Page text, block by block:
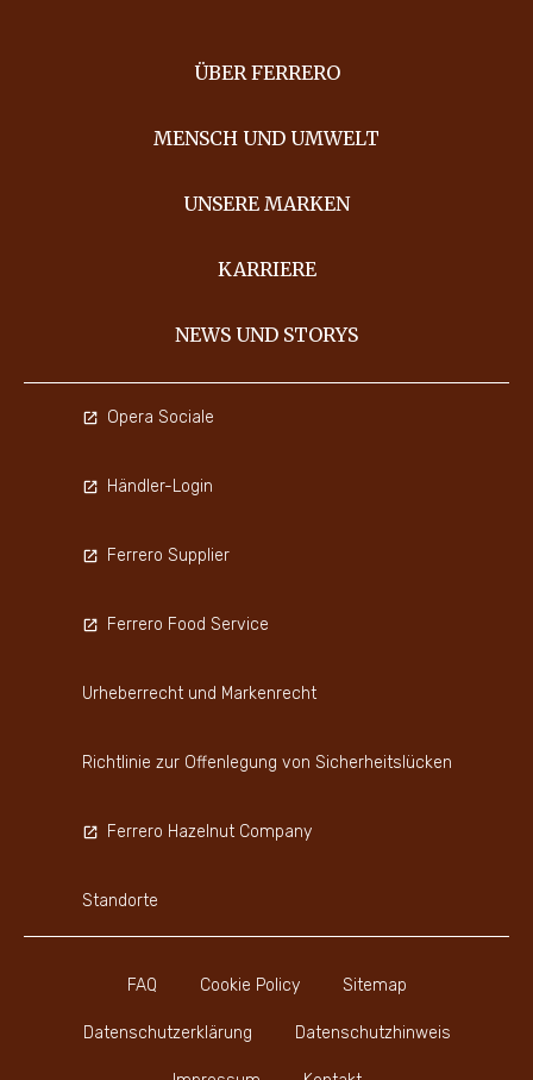
ÜBER FERRERO
MENSCH UND UMWELT
UNSERE MARKEN
KARRIERE
NEWS UND STORYS
FAQ Cookie Policy Sitemap
Datenschutzerklärung Datenschutzhinweis
Opera Sociale
Händler-Login
Ferrero Supplier
Ferrero Food Service
Urheberrecht und Markenrecht
Richtlinie zur Offenlegung von Sicherheitslücken
Ferrero Hazelnut Company
Standorte